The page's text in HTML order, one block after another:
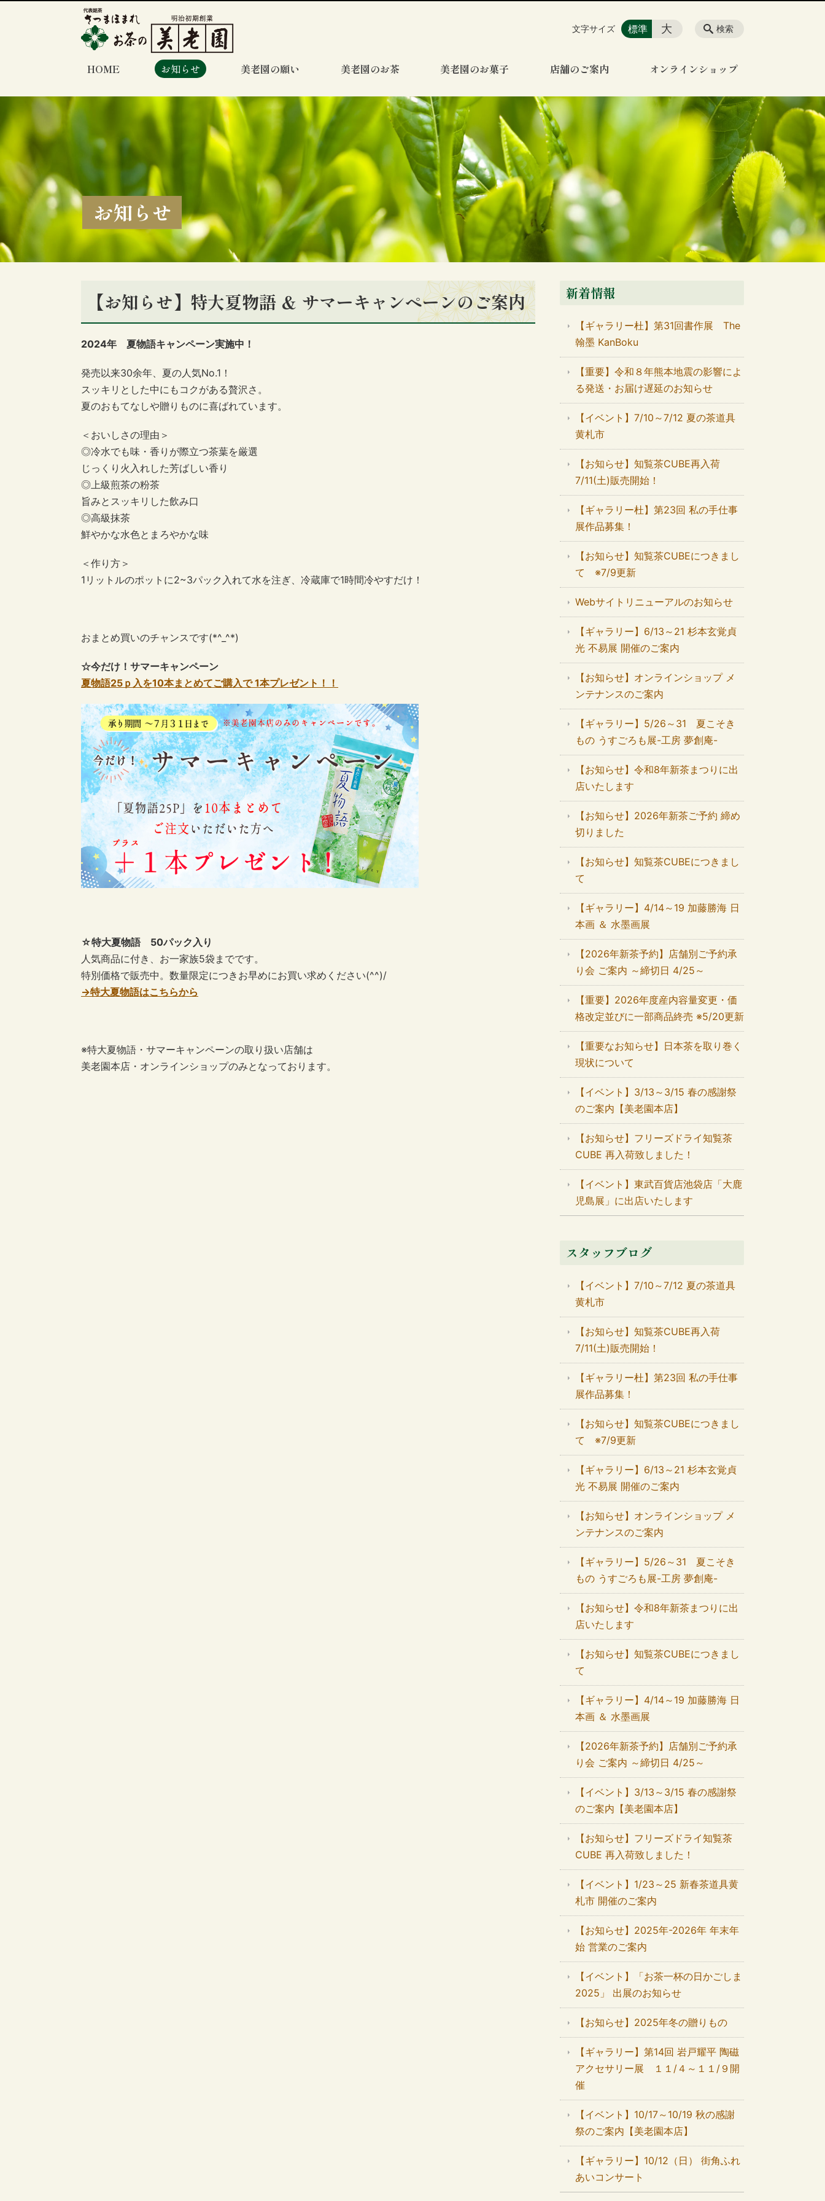
HOME お知らせ 美老園の願い 美老園のお茶 美老園のお菓子 店舗のご案内 オンラインショップ
検索
文字サイズ 標準 大
お知らせ
【お知らせ】特大夏物語 ＆ サマーキャンペーンのご案内
2024年 夏物語キャンペーン実施中！
発売以来30余年、夏の人気No.1！
スッキリとした中にもコクがある贅沢さ。
夏のおもてなしや贈りものに喜ばれています。
＜おいしさの理由＞
◎冷水でも味・香りが際立つ茶葉を厳選
じっくり火入れした芳ばしい香り
◎上級煎茶の粉茶
旨みとスッキリした飲み口
◎高級抹茶
鮮やかな水色とまろやかな味
＜作り方＞
1リットルのポットに2~3パック入れて水を注ぎ、冷蔵庫で1時間冷やすだけ！
おまとめ買いのチャンスです(*^_^*)
☆今だけ！サマーキャンペーン
夏物語25ｐ入を10本まとめてご購入で 1本プレゼント！！
☆特大夏物語 50パック入り
人気商品に付き、お一家族5袋までです。
特別価格で販売中。数量限定につきお早めにお買い求めください(^^)/
→特大夏物語はこちらから
※特大夏物語・サマーキャンペーンの取り扱い店舗は
美老園本店・オンラインショップのみとなっております。
新着情報
【ギャラリー杜】第31回書作展 The
翰墨 KanBoku
【重要】令和８年熊本地震の影響によ
る発送・お届け遅延のお知らせ
【イベント】7/10～7/12 夏の茶道具
黄札市
【お知らせ】知覧茶CUBE再入荷
7/11(土)販売開始！
【ギャラリー杜】第23回 私の手仕事
展作品募集！
【お知らせ】知覧茶CUBEにつきまし
て ※7/9更新
Webサイトリニューアルのお知らせ
【ギャラリー】6/13～21 杉本玄覚貞
光 不易展 開催のご案内
【お知らせ】オンラインショップ メ
ンテナンスのご案内
【ギャラリー】5/26～31 夏こそき
もの うすごろも展-工房 夢創庵-
【お知らせ】令和8年新茶まつりに出
店いたします
【お知らせ】2026年新茶ご予約 締め
切りました
【お知らせ】知覧茶CUBEにつきまし
て
【ギャラリー】4/14～19 加藤勝海 日
本画 ＆ 水墨画展
【2026年新茶予約】店舗別ご予約承
り会 ご案内 ～締切日 4/25～
【重要】2026年度産内容量変更・価
格改定並びに一部商品終売 ※5/20更新
【重要なお知らせ】日本茶を取り巻く
現状について
【イベント】3/13～3/15 春の感謝祭
のご案内【美老園本店】
【お知らせ】フリーズドライ知覧茶
CUBE 再入荷致しました！
【イベント】東武百貨店池袋店「大鹿
児島展」に出店いたします
スタッフブログ
【イベント】7/10～7/12 夏の茶道具
黄札市
【お知らせ】知覧茶CUBE再入荷
7/11(土)販売開始！
【ギャラリー杜】第23回 私の手仕事
展作品募集！
【お知らせ】知覧茶CUBEにつきまし
て ※7/9更新
【ギャラリー】6/13～21 杉本玄覚貞
光 不易展 開催のご案内
【お知らせ】オンラインショップ メ
ンテナンスのご案内
【ギャラリー】5/26～31 夏こそき
もの うすごろも展-工房 夢創庵-
【お知らせ】令和8年新茶まつりに出
店いたします
【お知らせ】知覧茶CUBEにつきまし
て
【ギャラリー】4/14～19 加藤勝海 日
本画 ＆ 水墨画展
【2026年新茶予約】店舗別ご予約承
り会 ご案内 ～締切日 4/25～
【イベント】3/13～3/15 春の感謝祭
のご案内【美老園本店】
【お知らせ】フリーズドライ知覧茶
CUBE 再入荷致しました！
【イベント】1/23～25 新春茶道具黄
札市 開催のご案内
【お知らせ】2025年-2026年 年末年
始 営業のご案内
【イベント】「お茶一杯の日かごしま
2025」 出展のお知らせ
【お知らせ】2025年冬の贈りもの
【ギャラリー】第14回 岩戸耀平 陶磁
アクセサリー展 １１/４～１１/９開
催
【イベント】10/17～10/19 秋の感謝
祭のご案内【美老園本店】
【ギャラリー】10/12（日） 街角ふれ
あいコンサート